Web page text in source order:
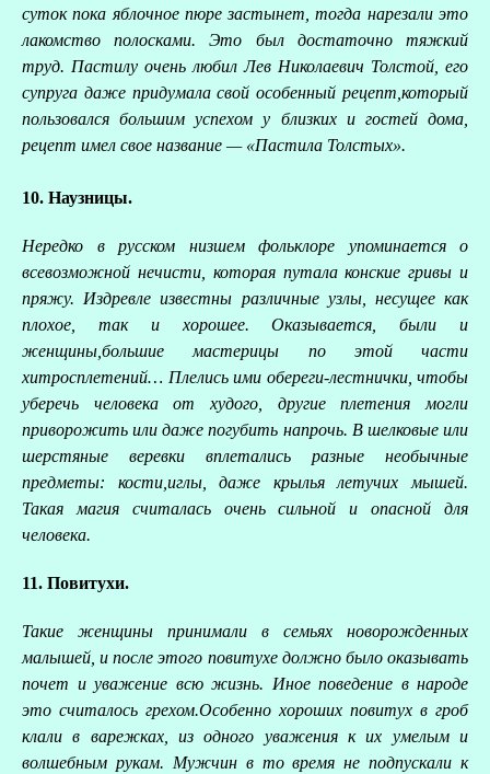
суток пока яблочное пюре застынет, тогда нарезали это
лакомство полосками. Это был достаточно тяжкий
труд. Пастилу очень любил Лев Николаевич Толстой, его
супруга даже придумала свой особенный рецепт,который
пользовался большим успехом у близких и гостей дома,
рецепт имел свое название — «Пастила Толстых».
10. Наузницы.
Нередко в русском низшем фольклоре упоминается о
всевозможной нечисти, которая путала конские гривы и
пряжу. Издревле известны различные узлы, несущее как
плохое, так и хорошее. Оказывается, были и
женщины,большие мастерицы по этой части
хитросплетений… Плелись ими обереги-лестнички, чтобы
уберечь человека от худого, другие плетения могли
приворожить или даже погубить напрочь. В шелковые или
шерстяные веревки вплетались разные необычные
предметы: кости,иглы, даже крылья летучих мышей.
Такая магия считалась очень сильной и опасной для
человека.
11. Повитухи.
Такие женщины принимали в семьях новорожденных
малышей, и после этого повитухе должно было оказывать
почет и уважение всю жизнь. Иное поведение в народе
это считалось грехом.Особенно хороших повитух в гроб
клали в варежках, из одного уважения к их умелым и
волшебным рукам. Мужчин в то время не подпускали к